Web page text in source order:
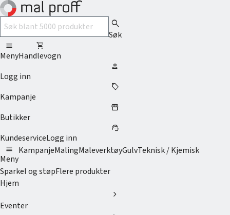
search
Søk
menu
Meny
shopping_cart
Handlevogn
person
Logg inn
sell
Kampanje
storefront
Butikker
support_agent
KundeserviceLogg inn
menu
Meny
KampanjeMalingMaleverktøyGulvTeknisk / Kjemisk
Sparkel og støpFlere produkter
Hjem
chevron_right
Eventer